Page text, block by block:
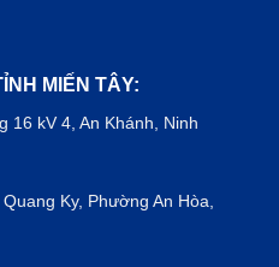
MIẾN TÂY:
16 kV 4, An Khánh, Ninh
Ky, Phường An Hòa,